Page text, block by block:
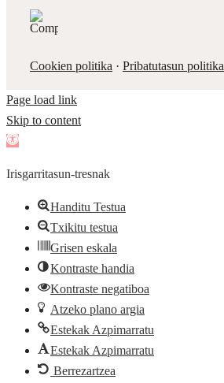
Cookien politika · Pribatutasun politika
Page load link
Skip to content
Open
Irisgarritasun-tresnak
Handitu Testua
Txikitu testua
Grisen eskala
Kontraste handia
Kontraste negatiboa
Atzeko plano argia
Estekak Azpimarratu
Estekak Azpimarratu
Berrezartzea